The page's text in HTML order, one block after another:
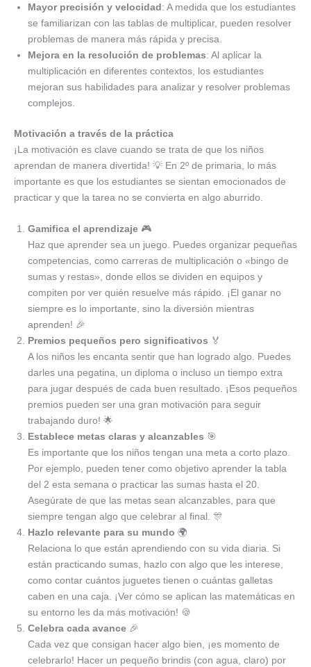
Mayor precisión y velocidad: A medida que los estudiantes
se familiarizan con las tablas de multiplicar, pueden resolver
problemas de manera más rápida y precisa.
Mejora en la resolución de problemas: Al aplicar la
multiplicación en diferentes contextos, los estudiantes
mejoran sus habilidades para analizar y resolver problemas
complejos.
Motivación a través de la práctica
¡La motivación es clave cuando se trata de que los niños
aprendan de manera divertida! 💡 En 2º de primaria, lo más
importante es que los estudiantes se sientan emocionados de
practicar y que la tarea no se convierta en algo aburrido.
Gamifica el aprendizaje 🎮
Haz que aprender sea un juego. Puedes organizar pequeñas
competencias, como carreras de multiplicación o «bingo de
sumas y restas», donde ellos se dividen en equipos y
compiten por ver quién resuelve más rápido. ¡El ganar no
siempre es lo importante, sino la diversión mientras
aprenden! 🎉
Premios pequeños pero significativos 🏅
A los niños les encanta sentir que han logrado algo. Puedes
darles una pegatina, un diploma o incluso un tiempo extra
para jugar después de cada buen resultado. ¡Esos pequeños
premios pueden ser una gran motivación para seguir
trabajando duro! 🌟
Establece metas claras y alcanzables 🎯
Es importante que los niños tengan una meta a corto plazo.
Por ejemplo, pueden tener como objetivo aprender la tabla
del 2 esta semana o practicar las sumas hasta el 20.
Asegúrate de que las metas sean alcanzables, para que
siempre tengan algo que celebrar al final. 🎊
Hazlo relevante para su mundo 🌍
Relaciona lo que están aprendiendo con su vida diaria. Si
están practicando sumas, hazlo con algo que les interese,
como contar cuántos juguetes tienen o cuántas galletas
caben en una caja. ¡Ver cómo se aplican las matemáticas en
su entorno les da más motivación! 🍪
Celebra cada avance 🎉
Cada vez que consigan hacer algo bien, ¡es momento de
celebrarlo! Hacer un pequeño brindis (con agua, claro) por